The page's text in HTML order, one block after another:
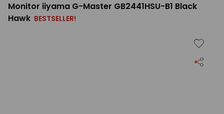
Monitor iiyama G-Master GB2441HSU-B1 Black
Hawk BESTSELLER!